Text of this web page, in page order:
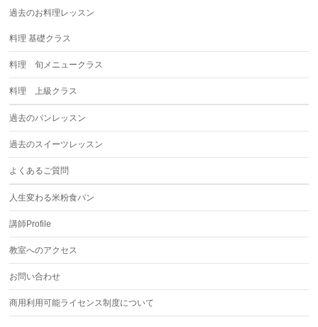
過去のお料理レッスン
料理 基礎クラス
料理 旬メニュークラス
料理 上級クラス
過去のパンレッスン
過去のスイーツレッスン
よくあるご質問
人生変わる米粉食パン
講師Profile
教室へのアクセス
お問い合わせ
商用利用可能ライセンス制度について